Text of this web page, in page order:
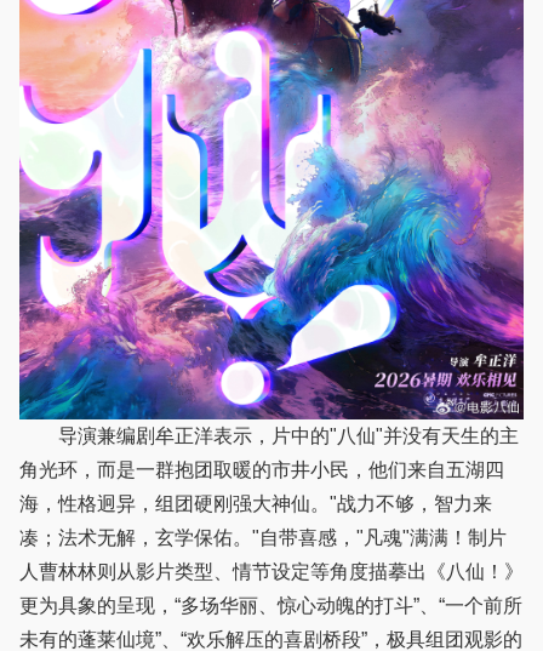
导演兼编剧牟正洋表示，片中的"八仙"并没有天生的主
角光环，而是一群抱团取暖的市井小民，他们来自五湖四
海，性格迥异，组团硬刚强大神仙。"战力不够，智力来
凑；法术无解，玄学保佑。"自带喜感，"凡魂"满满！制片
人曹林林则从影片类型、情节设定等角度描摹出《八仙！》
更为具象的呈现，“多场华丽、惊心动魄的打斗”、“一个前所
未有的蓬莱仙境”、“欢乐解压的喜剧桥段”，极具组团观影的